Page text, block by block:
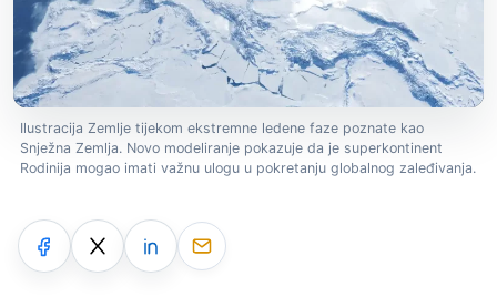
Ilustracija Zemlje tijekom ekstremne ledene faze poznate kao
Snježna Zemlja. Novo modeliranje pokazuje da je superkontinent
Rodinija mogao imati važnu ulogu u pokretanju globalnog zaleđivanja.